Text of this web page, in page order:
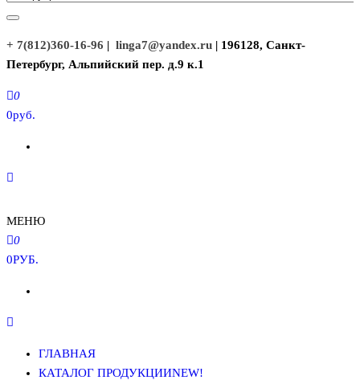
+ 7(812)360-16-96 | linga7@yandex.ru | 196128, Санкт-
Петербург, Альпийский пер. д.9 к.1
0
0руб.
МЕНЮ
0
0РУБ.
ГЛАВНАЯ
КАТАЛОГ ПРОДУКЦИИNEW!